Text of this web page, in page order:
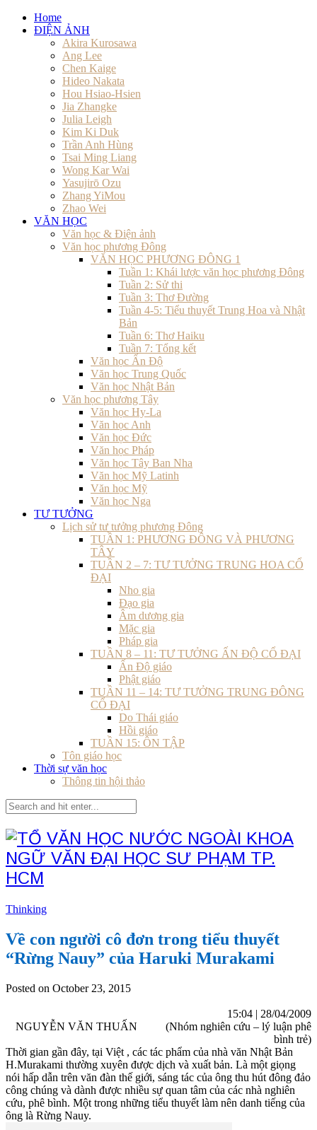
Home
ĐIỆN ẢNH
Akira Kurosawa
Ang Lee
Chen Kaige
Hideo Nakata
Hou Hsiao-Hsien
Jia Zhangke
Julia Leigh
Kim Ki Duk
Trần Anh Hùng
Tsai Ming Liang
Wong Kar Wai
Yasujirō Ozu
Zhang YiMou
Zhao Wei
VĂN HỌC
Văn học & Điện ảnh
Văn học phương Đông
VĂN HỌC PHƯƠNG ĐÔNG 1
Tuần 1: Khái lược văn học phương Đông
Tuần 2: Sử thi
Tuần 3: Thơ Đường
Tuần 4-5: Tiểu thuyết Trung Hoa và Nhật
Bản
Tuần 6: Thơ Haiku
Tuần 7: Tổng kết
Văn học Ấn Độ
Văn học Trung Quốc
Văn học Nhật Bản
Văn học phương Tây
Văn học Hy-La
Văn học Anh
Văn học Đức
Văn học Pháp
Văn học Tây Ban Nha
Văn học Mỹ Latinh
Văn học Mỹ
Văn học Nga
TƯ TƯỞNG
Lịch sử tư tưởng phương Đông
TUẦN 1: PHƯƠNG ĐÔNG VÀ PHƯƠNG
TÂY
TUẦN 2 – 7: TƯ TƯỞNG TRUNG HOA CỔ
ĐẠI
Nho gia
Đạo gia
Âm dương gia
Mặc gia
Pháp gia
TUẦN 8 – 11: TƯ TƯỞNG ẤN ĐỘ CỔ ĐẠI
Ấn Độ giáo
Phật giáo
TUẦN 11 – 14: TƯ TƯỞNG TRUNG ĐÔNG
CỔ ĐẠI
Do Thái giáo
Hồi giáo
TUẦN 15: ÔN TẬP
Tôn giáo học
Thời sự văn học
Thông tin hội thảo
Thinking
Về con người cô đơn trong tiểu thuyết
“Rừng Nauy” của Haruki Murakami
Posted on October 23, 2015
15:04 | 28/04/2009
NGUYỄN VĂN THUẤN (Nhóm nghiên cứu – lý luận phê
bình trẻ)
Thời gian gần đây, tại Việt , các tác phẩm của nhà văn Nhật Bản
H.Murakami thường xuyên được dịch và xuất bản. Là một giọng
nói hấp dẫn trên văn đàn thế giới, sáng tác của ông thu hút đông đảo
công chúng và dành được nhiều sự quan tâm của các nhà nghiên
cứu, phê bình. Một trong những tiểu thuyết làm nên danh tiếng của
ông là Rừng Nauy.